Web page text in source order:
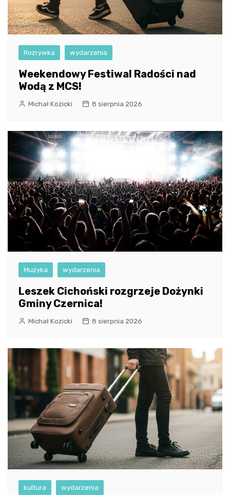
Rozrywka wydarzenia
Weekendowy Festiwal Radości nad
Wodą z MCS!
Michał Kozicki 8 sierpnia 2026
Muzyka wydarzenia
Leszek Cichoński rozgrzeje Dożynki
Gminy Czernica!
Michał Kozicki 8 sierpnia 2026
kultura wydarzenia